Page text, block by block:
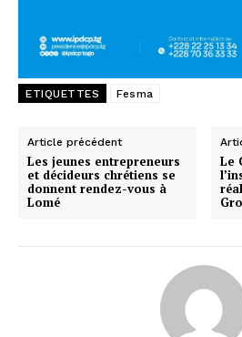
ETIQUETTES Fesma
Article précédent
Les jeunes entrepreneurs
et décideurs chrétiens se
donnent rendez-vous à
Lomé
Le